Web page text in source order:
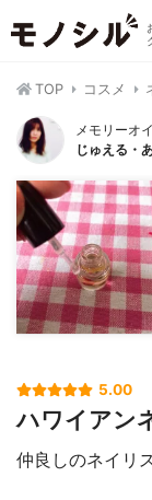
TOP コスメ
メモリーオ
じゅえる・
5.00
ハワイアン
仲良しのネイリ